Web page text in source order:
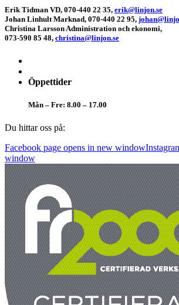
Erik Tidman VD, 070-440 22 35, erik@linjon.se
Johan Linhult Marknad, 070-440 22 95,
Christina Larsson Administration och ekonomi,
073-590 85 48, christina@linjon.se
Öppettider
Mån – Fre: 8.00 – 17.00
Du hittar oss på:
Facebook page opens in new window
window